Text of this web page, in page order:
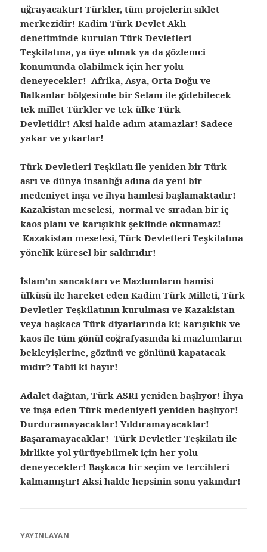
uğrayacaktır! Türkler, tüm projelerin sıklet
merkezidir! Kadim Türk Devlet Aklı
denetiminde kurulan Türk Devletleri
Teşkilatına, ya üye olmak ya da gözlemci
konumunda olabilmek için her yolu
deneyecekler! Afrika, Asya, Orta Doğu ve
Balkanlar bölgesinde bir Selam ile gidebilecek
tek millet Türkler ve tek ülke Türk
Devletidir! Aksi halde adım atamazlar! Sadece
yakar ve yıkarlar!
Türk Devletleri Teşkilatı ile yeniden bir Türk
asrı ve dünya insanlığı adına da yeni bir
medeniyet inşa ve ihya hamlesi başlamaktadır!
Kazakistan meselesi, normal ve sıradan bir iç
kaos planı ve karışıklık şeklinde okunamaz!
Kazakistan meselesi, Türk Devletleri Teşkilatına
yönelik küresel bir saldırıdır!
İslam’ın sancaktarı ve Mazlumların hamisi
ülküsü ile hareket eden Kadim Türk Milleti, Türk
Devletler Teşkilatının kurulması ve Kazakistan
veya başkaca Türk diyarlarında ki; karışıklık ve
kaos ile tüm gönül coğrafyasında ki mazlumların
bekleyişlerine, gözünü ve gönlünü kapatacak
mıdır? Tabii ki hayır!
Adalet dağıtan, Türk ASRI yeniden başlıyor! İhya
ve inşa eden Türk medeniyeti yeniden başlıyor!
Durduramayacaklar! Yıldıramayacaklar!
Başaramayacaklar! Türk Devletler Teşkilatı ile
birlikte yol yürüyebilmek için her yolu
deneyecekler! Başkaca bir seçim ve tercihleri
kalmamıştır! Aksi halde hepsinin sonu yakındır!
YAYINLAYAN